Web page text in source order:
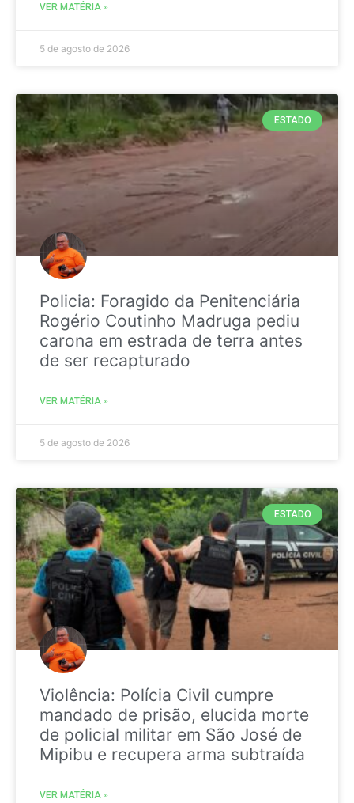
VER MATÉRIA »
5 de agosto de 2026
ESTADO
Policia: Foragido da Penitenciária
Rogério Coutinho Madruga pediu
carona em estrada de terra antes
de ser recapturado
VER MATÉRIA »
5 de agosto de 2026
ESTADO
Violência: Polícia Civil cumpre
mandado de prisão, elucida morte
de policial militar em São José de
Mipibu e recupera arma subtraída
VER MATÉRIA »